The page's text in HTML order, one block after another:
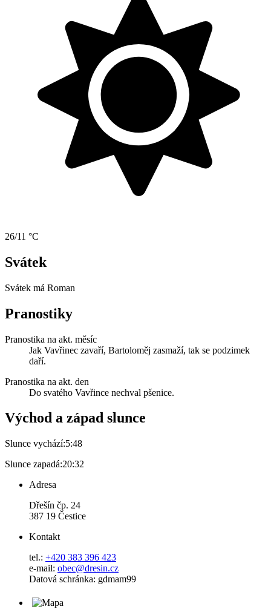
26/11 °C
Svátek
Svátek má Roman
Pranostiky
Pranostika na akt. měsíc
Jak Vavřinec zavaří, Bartoloměj zasmaží, tak se podzimek
daří.
Pranostika na akt. den
Do svatého Vavřince nechval pšenice.
Východ a západ slunce
Slunce vychází:5:48
Slunce zapadá:20:32
Adresa
Dřešín čp. 24
387 19 Čestice
Kontakt
tel.: +420 383 396 423
e-mail: obec@dresin.cz
Datová schránka: gdmam99